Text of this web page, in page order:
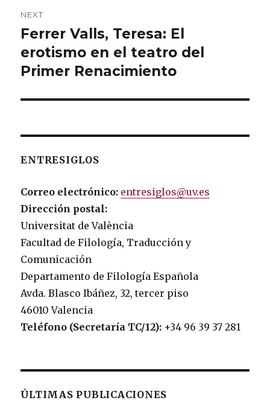
NEXT
Next
post:
Ferrer Valls, Teresa: El
erotismo en el teatro del
Primer Renacimiento
ENTRESIGLOS
Correo electrónico: entresiglos@uv.es
Dirección postal:
Universitat de València
Facultad de Filología, Traducción y
Comunicación
Departamento de Filología Española
Avda. Blasco Ibáñez, 32, tercer piso
46010 Valencia
Teléfono (Secretaría TC/12): +34 96 39 37 281
ÚLTIMAS PUBLICACIONES